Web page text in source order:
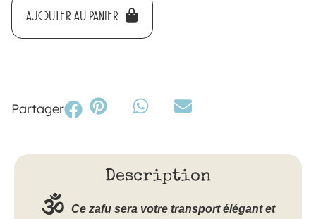
AJOUTER AU PANIER
Partager
Description
🕉 Ce zafu sera votre transport élégant et